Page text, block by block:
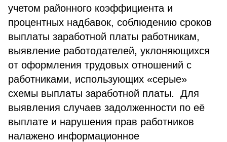
учетом районного коэффициента и
процентных надбавок, соблюдению сроков
выплаты заработной платы работникам,
выявление работодателей, уклоняющихся
от оформления трудовых отношений с
работниками, использующих «серые»
схемы выплаты заработной платы. Для
выявления случаев задолженности по её
выплате и нарушения прав работников
налажено информационное